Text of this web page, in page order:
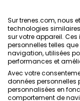
Sur trenes.com, nous
technologies
sur votre appareil.
personnelles telles
navigation, utilisées
performances et
Avec votre
données personnelles
personnalisées en
comportement de